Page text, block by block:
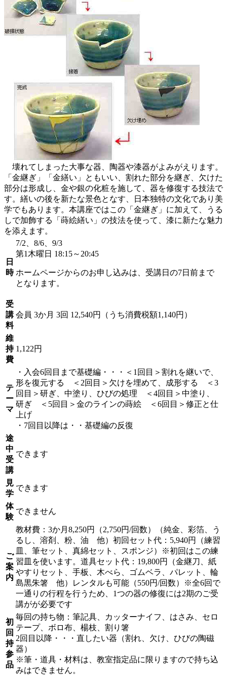
壊れてしまった大事な器、陶器や漆器がよみがえります。
「金継ぎ」「金繕い」ともいい、割れた部分を継ぎ、欠けた
部分は形成し、金や銀の化粧を施して、器を修復する技法で
す。繕いの後を新たな景色となす、日本独特の文化であり美
学でもあります。本講座ではこの「金継ぎ」に加えて、うる
しで加飾する「蒔絵繕い」の技法を使って、漆に新たな魅力
を添えます。
日
時
7/2、8/6、9/3
第1木曜日 18:15～20:45
ホームページからのお申し込みは、受講日の7日前まで
となります。
受
講
料
会員 3か月 3回 12,540円（うち消費税額1,140円）
維
持
費
1,122円
テ
ー
マ
・入会6回目まで基礎編・・・＜1回目＞割れを継いで、
形を復元する ＜2回目＞欠けを埋めて、成形する ＜3
回目＞研ぎ、中塗り、ひびの処理 ＜4回目＞中塗り、
研ぎ ＜5回目＞金のラインの蒔絵 ＜6回目＞修正と仕
上げ
・7回目以降は・・基礎編の反復
途
中
受
講
できます
見
学
できます
体
験
できません
ご
案
内
教材費：3か月8,250円（2,750円/回数）（純金、彩箔、う
るし、溶剤、粉、油 他）初回セット代：5,940円（練習
皿、筆セット、真綿セット、スポンジ）※初回はこの練
習皿を使います。道具セット代：19,800円（金継刀、紙
やすりセット、手板、木べら、ゴムベラ、パレット、輪
島黒朱箸 他）レンタルも可能（550円/回数）※全6回で
一通りの行程を行うため、1つの器の修復には2期のご受
講がが必要です
初
回
持
参
品
毎回の持ち物：筆記具、カッターナイフ、はさみ、セロ
テープ、ボロ布、楊枝、割り箸
2回目以降・・・直したい器（割れ、欠け、ひびの陶磁
器）
※筆・道具・材料は、教室指定品に限りますので持ち込
みはできません。